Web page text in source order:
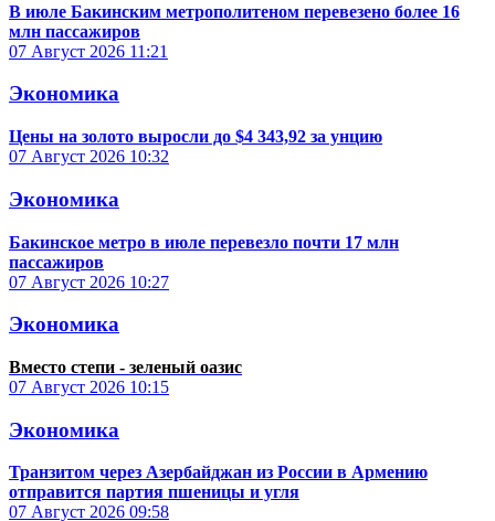
В июле Бакинским метрополитеном перевезено более 16
млн пассажиров
07 Август 2026 11:21
Экономика
Цены на золото выросли до $4 343,92 за унцию
07 Август 2026 10:32
Экономика
Бакинское метро в июле перевезло почти 17 млн
пассажиров
07 Август 2026 10:27
Экономика
Вместо степи - зеленый оазис
07 Август 2026 10:15
Экономика
Транзитом через Азербайджан из России в Армению
отправится партия пшеницы и угля
07 Август 2026 09:58